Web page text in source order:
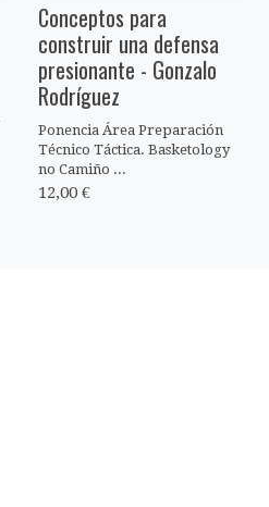
Conceptos para
construir una defensa
presionante - Gonzalo
Rodríguez
Ponencia Área Preparación
Técnico Táctica. Basketology
no Camiño ...
12,00 €